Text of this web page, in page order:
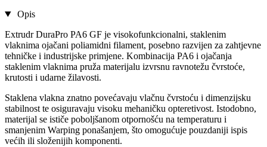
Opis
Extrudr DuraPro PA6 GF je visokofunkcionalni, staklenim
vlaknima ojačani poliamidni filament, posebno razvijen za zahtjevne
tehničke i industrijske primjene. Kombinacija PA6 i ojačanja
staklenim vlaknima pruža materijalu izvrsnu ravnotežu čvrstoće,
krutosti i udarne žilavosti.
Staklena vlakna znatno povećavaju vlačnu čvrstoću i dimenzijsku
stabilnost te osiguravaju visoku mehaničku opteretivost. Istodobno,
materijal se ističe poboljšanom otpornošću na temperaturu i
smanjenim Warping ponašanjem, što omogućuje pouzdaniji ispis
većih ili složenijih komponenti.